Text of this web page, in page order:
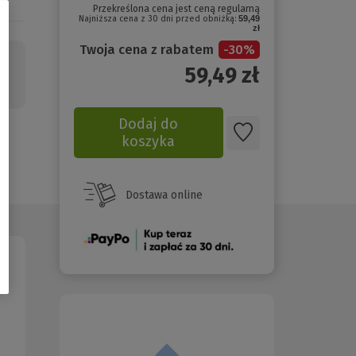
Przekreślona cena jest ceną regularną
Najniższa cena z 30 dni przed obniżką: 59,49
zł
Twoja cena z rabatem -30%
59,49zł
Dodaj do
koszyka
Dostawa online
(Nowe